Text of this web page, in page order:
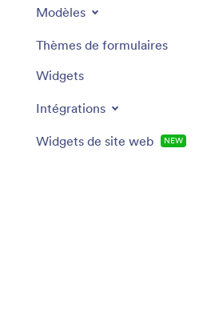
Modèles
Thèmes de formulaires
Widgets
Intégrations
Widgets de site web NEW